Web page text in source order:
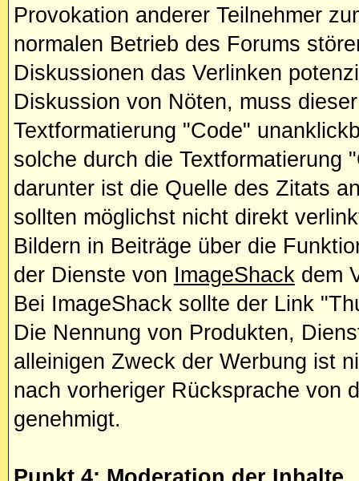
Provokation anderer Teilnehmer
normalen Betrieb des Forums
Diskussionen das Verlinken
Diskussion von Nöten, muss
Textformatierung "Code"
solche durch die Textformatierung
darunter ist die Quelle des Zitats
sollten möglichst nicht direkt
Bildern in Beiträge über die
der Dienste von ImageShackdem
Bei ImageShack sollte der Link
Die Nennung von Produkten,
alleinigen Zweck der Werbung ist
nach vorheriger Rücksprache von
genehmigt.